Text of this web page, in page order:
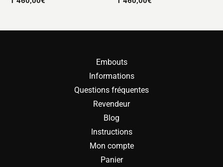
Embouts
Informations
Questions fréquentes
Revendeur
Blog
Instructions
Mon compte
Panier